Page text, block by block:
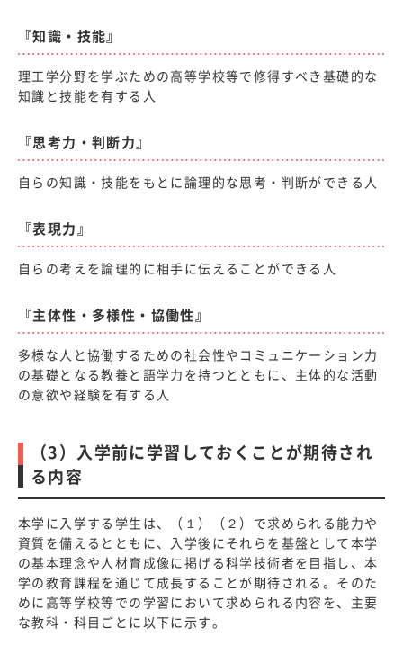
『知識・技能』
理工学分野を学ぶための高等学校等で修得すべき基礎的な
知識と技能を有する人
『思考力・判断力』
自らの知識・技能をもとに論理的な思考・判断ができる人
『表現力』
自らの考えを論理的に相手に伝えることができる人
『主体性・多様性・協働性』
多様な人と協働するための社会性やコミュニケーション力
の基礎となる教養と語学力を持つとともに、主体的な活動
の意欲や経験を有する人
（3）入学前に学習しておくことが期待され
る内容
本学に入学する学生は、（１）（２）で求められる能力や
資質を備えるとともに、入学後にそれらを基盤として本学
の基本理念や人材育成像に掲げる科学技術者を目指し、本
学の教育課程を通じて成長することが期待される。そのた
めに高等学校等での学習において求められる内容を、主要
な教科・科目ごとに以下に示す。